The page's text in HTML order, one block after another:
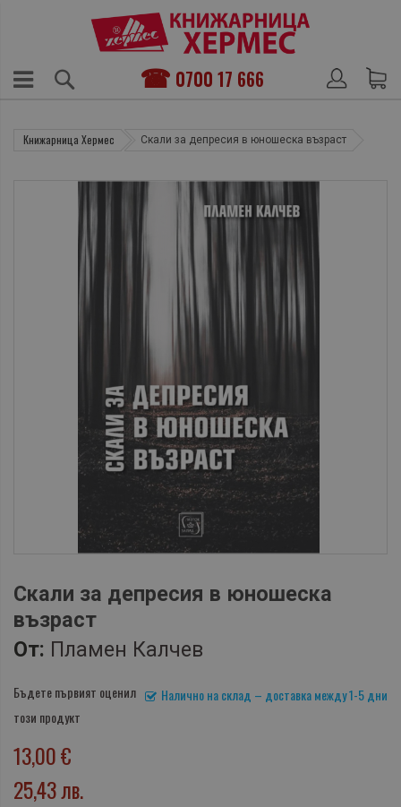
0700 17 666
Книжарница Хермес Скали за депресия в юношеска възраст
Скали за депресия в юношеска
възраст
От: Пламен Калчев
Налично на склад – доставка между 1-5 дни
Бъдете първият оценил
този продукт
13,00 €
25,43 лв.